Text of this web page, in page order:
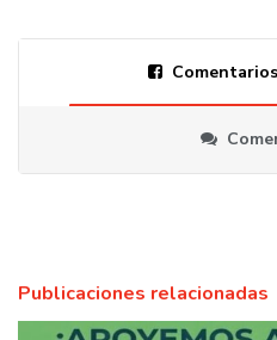
Publicaciones relacionadas